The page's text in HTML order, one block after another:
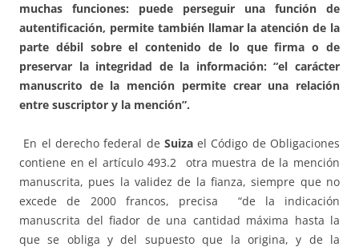
muchas funciones: puede perseguir una función de
autentificación, permite también llamar la atención de la
parte débil sobre el contenido de lo que firma o de
preservar la integridad de la información: “el carácter
manuscrito de la mención permite crear una relación
entre suscriptor y la mención”.
En el derecho federal de Suizael Código de Obligaciones
contiene en el artículo 493.2 otra muestra de la mención
manuscrita, pues la validez de la fianza, siempre que no
excede de 2000 francos, precisa “de la indicación
manuscrita del fiador de una cantidad máxima hasta la
que se obliga y del supuesto que la origina, y de la